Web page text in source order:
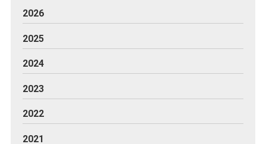
2026
2025
2024
2023
2022
2021